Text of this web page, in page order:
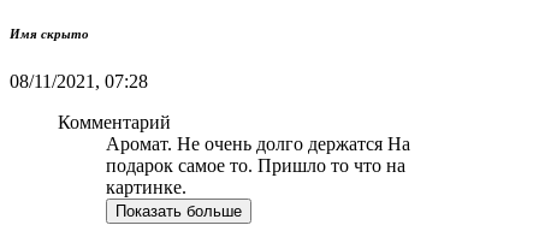
Имя скрыто
08/11/2021, 07:28
Комментарий
Аромат. Не очень долго держатся На
подарок самое то. Пришло то что на
картинке.
Показать больше